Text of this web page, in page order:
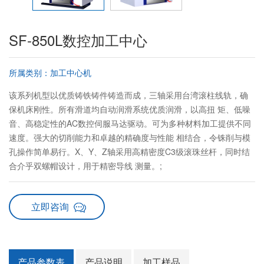
SF-850L数控加工中心
所属类别：加工中心机
该系列机型以优质铸铁铸件铸造而成，三轴采用台湾滚柱线轨，确
保机床刚性。所有滑道均自动润滑系统优质润滑，以高扭 矩、低噪
音、高稳定性的AC数控伺服马达驱动。可为多种材料加工提供不同
速度。强大的切削能力和卓越的精确度与性能 相结合，令铢削与模
孔操作简单易行。X、Y、Z轴采用高精密度C3级滚珠丝杆，同时结
合介乎双螺帽设计，用于精密导线 测量。;
立即咨询